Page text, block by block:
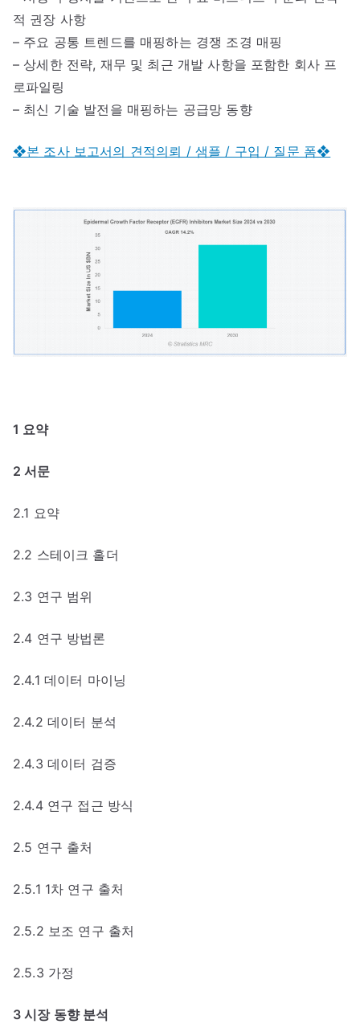
적 권장 사항
– 주요 공통 트렌드를 매핑하는 경쟁 조경 매핑
– 상세한 전략, 재무 및 최근 개발 사항을 포함한 회사 프
로파일링
– 최신 기술 발전을 매핑하는 공급망 동향
❖본 조사 보고서의 견적의뢰 / 샘플 / 구입 / 질문 폼❖
1 요약
2 서문
2.1 요약
2.2 스테이크 홀더
2.3 연구 범위
2.4 연구 방법론
2.4.1 데이터 마이닝
2.4.2 데이터 분석
2.4.3 데이터 검증
2.4.4 연구 접근 방식
2.5 연구 출처
2.5.1 1차 연구 출처
2.5.2 보조 연구 출처
2.5.3 가정
3 시장 동향 분석